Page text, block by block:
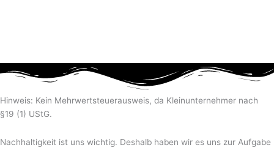
Hinweis: Kein Mehrwertsteuerausweis, da Kleinunternehmer nach
§19 (1) UStG.
Nachhaltigkeit ist uns wichtig. Deshalb haben wir es uns zur Aufgabe